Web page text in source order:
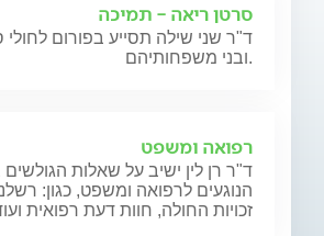
סרטן ריאה - תמיכה
ד"ר שני שילה תסייע בפורום לחולי
ובני משפחותיהם.
רפואה ומשפט
ד"ר רן לין ישיב על שאלות הגולשים
הנוגעים לרפואה ומשפט, כגון:
זכויות החולה, חוות דעת רפואית